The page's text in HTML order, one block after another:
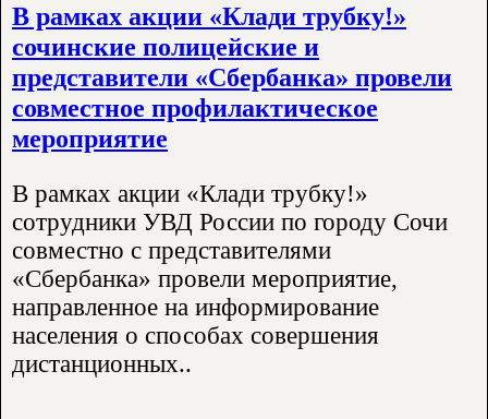
В рамках акции «Клади трубку!»
сочинские полицейские и
представители «Сбербанка» провели
совместное профилактическое
мероприятие
В рамках акции «Клади трубку!»
сотрудники УВД России по городу Сочи
совместно с представителями
«Сбербанка» провели мероприятие,
направленное на информирование
населения о способах совершения
дистанционных..